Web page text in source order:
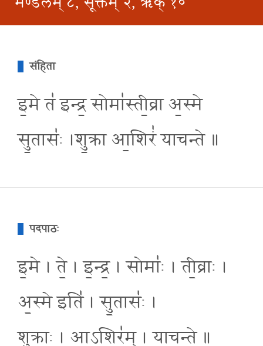
संहिता
इ॒मे त॑ इन्द्र॒ सोमा॑स्ती॒व्रा अ॒स्मे
सु॒तासः॑ ।शु॒क्रा आ॒शिरं॑ याचन्ते ॥
पदपाठः
इ॒मे । ते॒ । इ॒न्द्र॒ । सोमाः॑ । ती॒व्राः ।
अ॒स्मे इति॑ । सु॒तासः॑ ।
शु॒क्राः । आ॒ऽशिर॑म् । या॒च॒न्ते॒ ॥